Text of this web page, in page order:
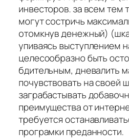
инвесторов. за всем тем
могут состричь
отомкнув денежный)
упиваясь выступлением
целесообразно быть
бдительным, дневалить
почувствовать на своей
заграбастывать
преимущества от
требуется
програмки преданности.